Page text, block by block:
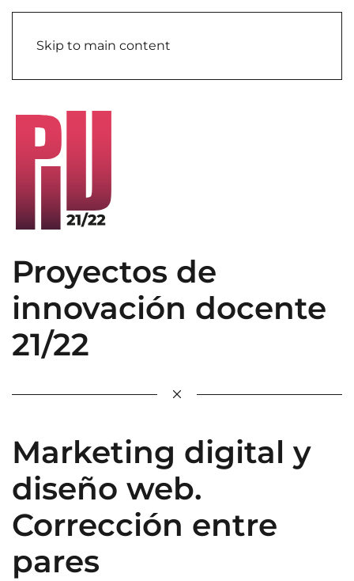
Skip to main content
Proyectos de
innovación docente
21/22
Marketing digital y
diseño web.
Corrección entre
pares